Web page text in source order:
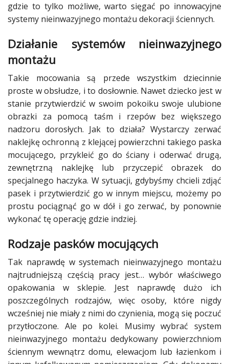
gdzie to tylko możliwe, warto sięgać po innowacyjne
systemy nieinwazyjnego montażu dekoracji ściennych.
Działanie systemów nieinwazyjnego
montażu
Takie mocowania są przede wszystkim dziecinnie
proste w obsłudze, i to dosłownie. Nawet dziecko jest w
stanie przytwierdzić w swoim pokoiku swoje ulubione
obrazki za pomocą taśm i rzepów bez większego
nadzoru dorosłych. Jak to działa? Wystarczy zerwać
naklejkę ochronną z klejącej powierzchni takiego paska
mocującego, przykleić go do ściany i oderwać drugą,
zewnętrzną naklejkę lub przyczepić obrazek do
specjalnego haczyka. W sytuacji, gdybyśmy chcieli zdjąć
pasek i przytwierdzić go w innym miejscu, możemy po
prostu pociągnąć go w dół i go zerwać, by ponownie
wykonać tę operację gdzie indziej.
Rodzaje pasków mocujących
Tak naprawdę w systemach nieinwazyjnego montażu
najtrudniejszą częścią pracy jest… wybór właściwego
opakowania w sklepie. Jest naprawdę dużo ich
poszczególnych rodzajów, więc osoby, które nigdy
wcześniej nie miały z nimi do czynienia, mogą się poczuć
przytłoczone. Ale po kolei. Musimy wybrać system
nieinwazyjnego montażu dedykowany powierzchniom
ściennym wewnątrz domu, elewacjom lub łazienkom i